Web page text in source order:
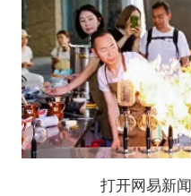
打开网易新